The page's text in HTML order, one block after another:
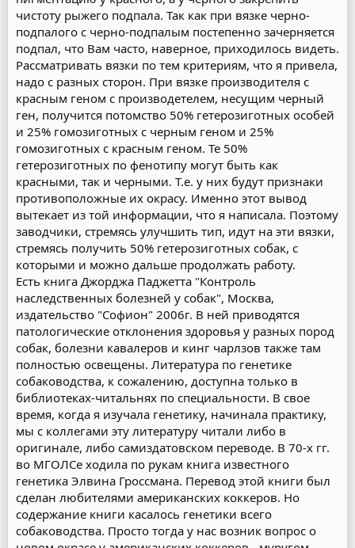
чистоту рыжего подпала. Так как при вязке черно-
подпалого с черно-подпалым постепенно зачерняется
подпал, что Вам часто, наверное, приходилось видеть.
Рассматривать вязки по тем критериям, что я привела,
надо с разных сторон. При вязке производителя с
красным геном с производетелем, несущим черный
ген, получится потомство 50% гетерозиготных особей
и 25% гомозиготных с черным геном и 25%
гомозиготных с красным геном. Те 50%
гетерозиготных по фенотипу могут быть как
красными, так и черными. Т.е. у них будут признаки
противоположные их окрасу. Именно этот вывод
вытекает из той информации, что я написала. Поэтому
заводчики, стремясь улучшить тип, идут на эти вязки,
стремясь получить 50% гетерозиготных собак, с
которыми и можно дальше продолжать работу.
Есть книга Джорджа Паджетта "Контроль
наследственных болезней у собак", Москва,
издательство "Софион" 2006г. В ней приводятся
патологические отклонения здоровья у разных пород
собак, болезни кавалеров и кинг чарлзов также там
полностью освещены. Литература по генетике
собаководства, к сожалению, доступна только в
библиотеках-читальнях по специальности. В свое
время, когда я изучала генетику, начинала практику,
мы с коллегами эту литературу читали либо в
оригинале, либо самиздатовском переводе. В 70-х гг.
во МГОЛСе ходила по рукам книга известного
генетика Элвина Гроссмана. Перевод этой книги был
сделан любителями американских коккеров. Но
содержание книги касалось генетики всего
собаководства. Просто тогда у нас возник вопрос о